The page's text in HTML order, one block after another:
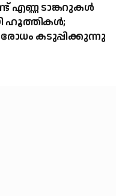
എണ്ണ ടാങ്കറുകൾ
ഹൂത്തികൾ;
കടുപ്പിക്കുന്നു